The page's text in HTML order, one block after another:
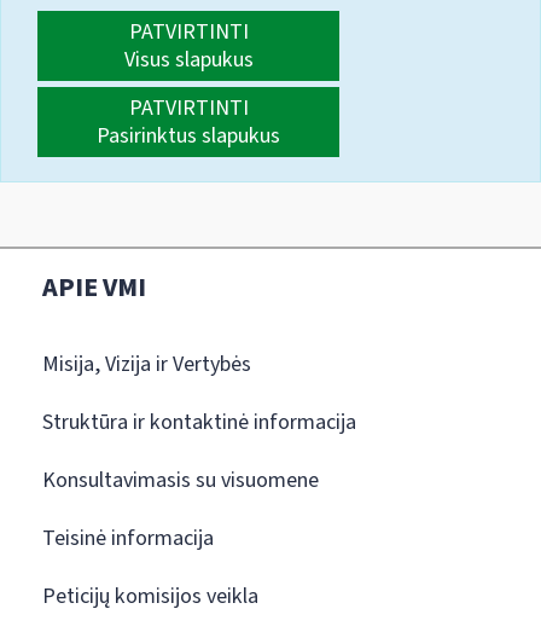
PATVIRTINTI
Visus slapukus
PATVIRTINTI
Pasirinktus slapukus
APIE VMI
Misija, Vizija ir Vertybės
Struktūra ir kontaktinė informacija
Konsultavimasis su visuomene
Teisinė informacija
Peticijų komisijos veikla